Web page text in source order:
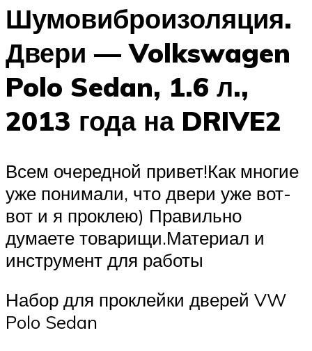
Шумовиброизоляция.
Двери — Volkswagen
Polo Sedan, 1.6 л.,
2013 года на DRIVE2
Всем очередной привет!Как многие
уже понимали, что двери уже вот-
вот и я проклею) Правильно
думаете товарищи.Материал и
инструмент для работы
Набор для проклейки дверей VW
Polo Sedan